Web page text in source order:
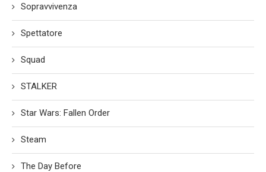
Sopravvivenza
Spettatore
Squad
STALKER
Star Wars: Fallen Order
Steam
The Day Before